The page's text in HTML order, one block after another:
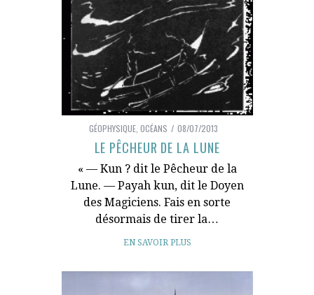
GÉOPHYSIQUE OCÉANS 08/07/2013
LE PÊCHEUR DE LA LUNE
« — Kun ? dit le Pêcheur de la
Lune. — Payah kun, dit le Doyen
des Magiciens. Fais en sorte
désormais de tirer la…
EN SAVOIR PLUS